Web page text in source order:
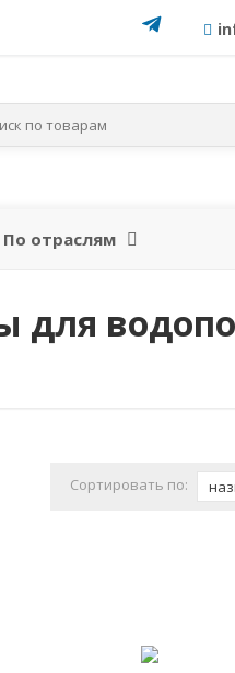
По отраслям
для
Сортировать по: